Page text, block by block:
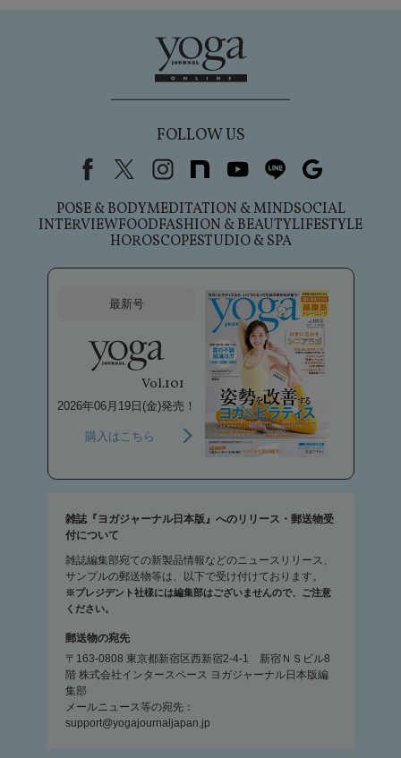
FOLLOW US
FacebookX（旧Twitter）
instagram
note youtubeline
POSE & BODYMEDITATION & MINDSOCIAL
INTERVIEWFOODFASHION & BEAUTYLIFESTYLE
HOROSCOPESTUDIO & SPA
最新号
Vol.101
2026年06月19日(金)発売！
購入はこちら
雑誌『ヨガジャーナル日本版』へのリリース・郵送物受
付について
雑誌編集部宛ての新製品情報などのニュースリリース、
サンプルの郵送物等は、以下で受け付けております。
※プレジデント社様には編集部はございませんので、ご注意
ください。
郵送物の宛先
〒163-0808 東京都新宿区西新宿2-4-1 新宿ＮＳビル8
階 株式会社インタースペース ヨガジャーナル日本版編
集部
メールニュース等の宛先：
support@yogajournaljapan.jp